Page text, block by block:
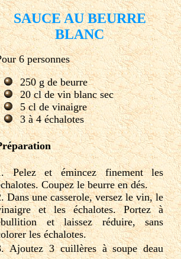
SAUCE AU BEURRE
BLANC
6 personnes
250 g de beurre
20 cl de vin blanc sec
5 cl de vinaigre
3 à 4 échalotes
Pelez et émincez finement les
Coupez le beurre en dés.
Dans une casserole, versez le vin, le
et les échalotes. Portez à
et laissez réduire, sans
les échalotes.
Ajoutez 3 cuillères à soupe deau